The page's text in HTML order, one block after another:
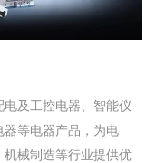
电及工控电器
智能仪
器等电器产品 ， 为电
机械制造等行业提供优